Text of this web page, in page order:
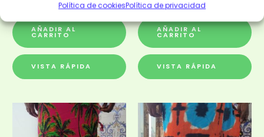
Política de cookiesPolítica de privacidad
AÑADIR AL
CARRITO
VISTA RÁPIDA
15,00€
AÑADIR AL
CARRITO
VISTA RÁPIDA